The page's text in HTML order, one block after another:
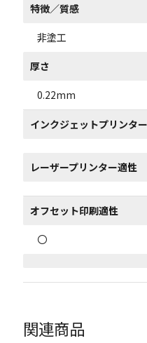
特徴／質感
非塗工
厚さ
0.22mm
インクジェットプリンタ
レーザープリンター適性
オフセット印刷適性
〇
関連商品